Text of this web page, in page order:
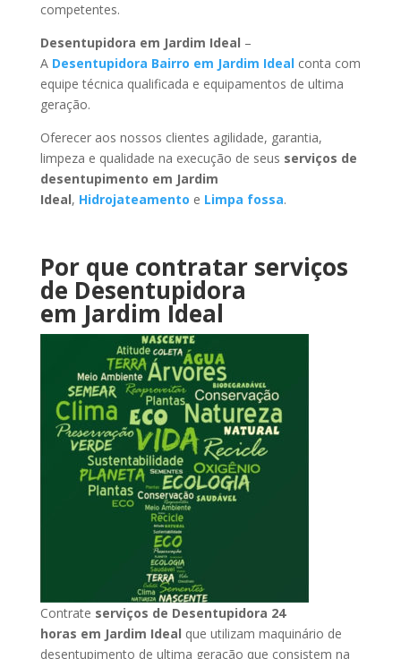
competentes.
Desentupidora em Jardim Ideal –
A Desentupidora Bairro em Jardim Ideal conta com
equipe técnica qualificada e equipamentos de ultima
geração.
Oferecer aos nossos clientes agilidade, garantia,
limpeza e qualidade na execução de seus serviços de
desentupimento em Jardim
Ideal, Hidrojateamento e Limpa fossa.
Por que contratar serviços
de Desentupidora
em Jardim Ideal
Contrate serviços de Desentupidora 24
horas em Jardim Ideal que utilizam maquinário de
desentupimento de ultima geração que consistem na